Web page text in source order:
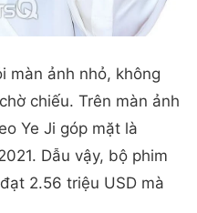
màn ảnh nhỏ, không
chiếu. Trên màn ảnh
Ye Ji góp mặt là
Dẫu vậy, bộ phim
2.56 triệu USD mà